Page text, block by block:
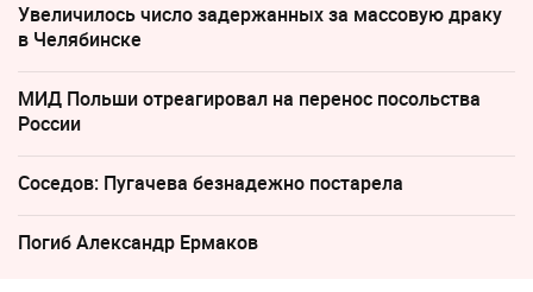
Увеличилось число задержанных за массовую драку
в Челябинске
МИД Польши отреагировал на перенос посольства
России
Соседов: Пугачева безнадежно постарела
Погиб Александр Ермаков